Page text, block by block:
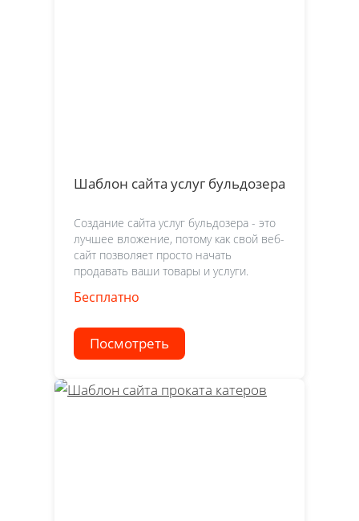
Шаблон сайта услуг бульдозера
Создание сайта услуг бульдозера - это
лучшее вложение, потому как свой веб-
сайт позволяет просто начать
продавать ваши товары и услуги.
Бесплатно
Посмотреть